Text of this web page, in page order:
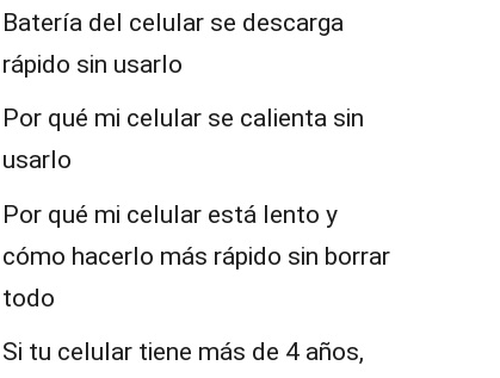
Batería del celular se descarga
rápido sin usarlo
Por qué mi celular se calienta sin
usarlo
Por qué mi celular está lento y
cómo hacerlo más rápido sin borrar
todo
Si tu celular tiene más de 4 años,